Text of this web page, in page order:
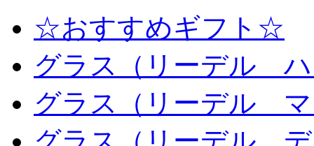
☆おすすめギフト☆
グラス（リーデル
グラス（リーデル